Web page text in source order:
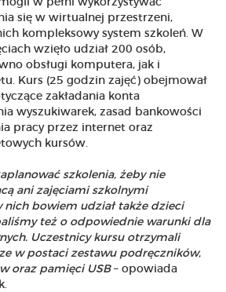
w pełni wykorzystywać
się w wirtualnej przestrzeni,
kompleksowy system szkoleń. W
wzięło udział 200 osób,
obsługi komputera, jak i
Kurs (25 godzin zajęć) obejmował
zakładania konta
wyszukiwarek, zasad bankowości
pracy przez internet oraz
kursów.
szkolenia, żeby nie
ani zajęciami szkolnymi
nich bowiem udział także dzieci
też o odpowiednie warunki dla
Uczestnicy kursu otrzymali
w postaci zestawu podręczników,
oraz pamięci USB– opowiada